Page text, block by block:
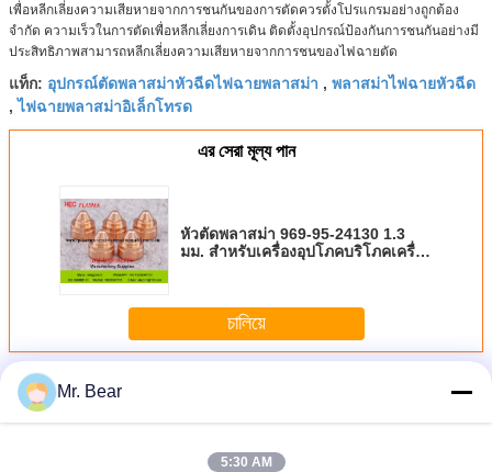
เพื่อหลีกเลี่ยงความเสียหายจากการชนกันของการตัดควรตั้งโปรแกรมอย่างถูกต้อง
จำกัด ความเร็วในการตัดเพื่อหลีกเลี่ยงการเดิน ติดตั้งอุปกรณ์ป้องกันการชนกันอย่างมี
ประสิทธิภาพสามารถหลีกเลี่ยงความเสียหายจากการชนของไฟฉายตัด
แท็ก: อุปกรณ์ตัดพลาสม่าหัวฉีดไฟฉายพลาสม่า , พลาสม่าไฟฉายหัวฉีด
,ไฟฉายพลาสม่าอิเล็กโทรด
এর সেরা মূল্য পান
หัวตัดพลาสม่า 969-95-24130 1.3
มม. สำหรับเครื่องอุปโภคบริโภคเครื่อง
চালিয়ে
มากกว่า วัสดุสิ้นเปลืองของเครื่องพลาสม่า Komatsu
Mr. Bear
5:30 AM